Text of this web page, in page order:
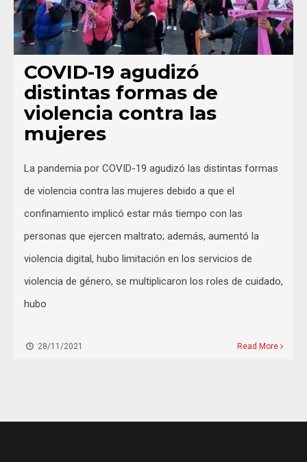
COVID-19 agudizó
distintas formas de
violencia contra las
mujeres
La pandemia por COVID-19 agudizó las distintas formas
de violencia contra las mujeres debido a que el
confinamiento implicó estar más tiempo con las
personas que ejercen maltrato; además, aumentó la
violencia digital, hubo limitación en los servicios de
violencia de género, se multiplicaron los roles de cuidado,
hubo
28/11/2021 Read More